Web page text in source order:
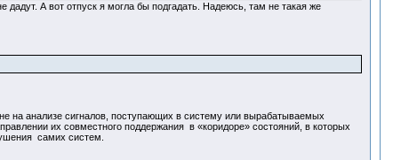
А вот отпуск я могла бы подгадать. Надеюсь, там не такая же
на анализе сигналов, поступающих в систему или вырабатываемых
их совместного поддержания в «коридоре» состояний, в которых
самих систем.